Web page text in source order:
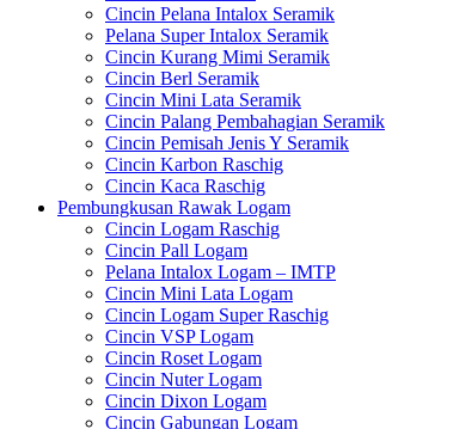
Cincin Pelana Intalox Seramik
Pelana Super Intalox Seramik
Cincin Kurang Mimi Seramik
Cincin Berl Seramik
Cincin Mini Lata Seramik
Cincin Palang Pembahagian Seramik
Cincin Pemisah Jenis Y Seramik
Cincin Karbon Raschig
Cincin Kaca Raschig
Pembungkusan Rawak Logam
Cincin Logam Raschig
Cincin Pall Logam
Pelana Intalox Logam – IMTP
Cincin Mini Lata Logam
Cincin Logam Super Raschig
Cincin VSP Logam
Cincin Roset Logam
Cincin Nuter Logam
Cincin Dixon Logam
Cincin Gabungan Logam